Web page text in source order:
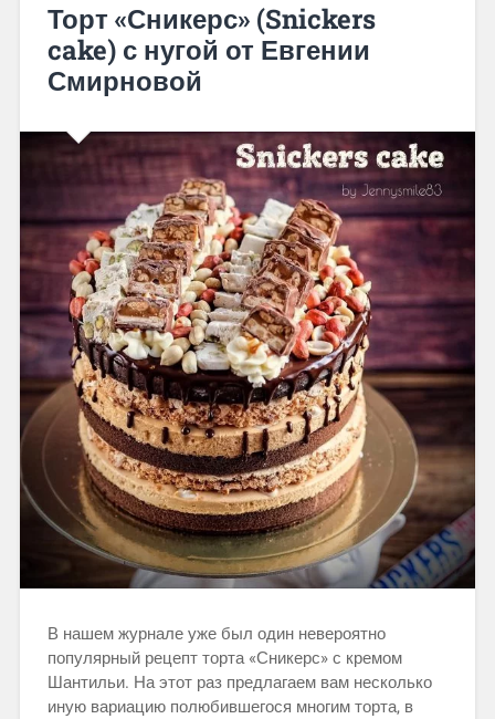
Торт «Сникерс» (Snickers
cake) с нугой от Евгении
Смирновой
В нашем журнале уже был один невероятно
популярный рецепт торта «Сникерс» с кремом
Шантильи. На этот раз предлагаем вам несколько
иную вариацию полюбившегося многим торта, в